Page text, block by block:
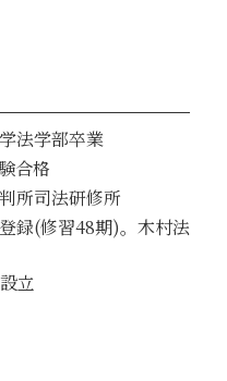
法学部卒業
合格
所司法研修所
録(修習48期)。木村法
立